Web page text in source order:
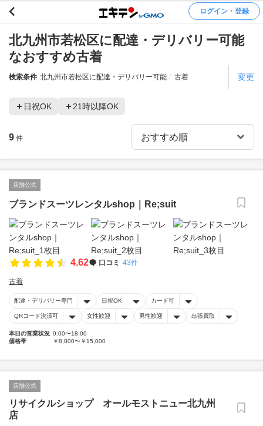
ログイン・登録
北九州市若松区に配達・デリバリー可能
なおすすめ古着
検索条件 北九州市若松区に配達・デリバリー可能 古着 変更
日祝OK 21時以降OK
9 件
店舗公式
ブランドスーツレンタルshop｜Re;suit
4.62 口コミ 43件
古着
配達・デリバリー専門 日祝OK カード可
QRコード決済可 女性歓迎 男性歓迎 出張買取
本日の営業状況 9:00〜18:00
価格帯
￥8,800〜￥15,000
店舗公式
リサイクルショップ オールモストニュー北九州
店